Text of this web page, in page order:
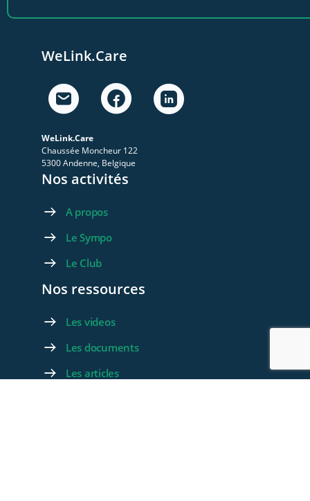
WeLink.Care
WeLink.Care
Chaussée Moncheur 122
5300 Andenne, Belgique
Nos activités
A propos
Le Sympo
Le Club
Nos ressources
Les videos
Les documents
Les articles